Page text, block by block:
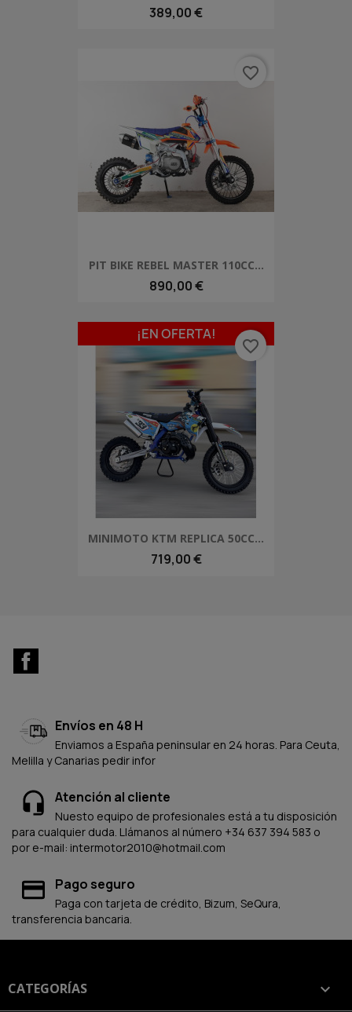
389,00 €
PIT BIKE REBEL MASTER 110CC...
890,00 €
favorite_border
MINIMOTO KTM REPLICA 50CC...
719,00 €
¡EN OFERTA!
favorite_border
Envíos en 48 H
Enviamos a España peninsular en 24 horas. Para Ceuta,
Melilla y Canarias pedir infor
Atención al cliente
Nuesto equipo de profesionales está a tu disposición
para cualquier duda. Llámanos al número +34 637 394 583 o
por e-mail: intermotor2010@hotmail.com
Pago seguro
Paga con tarjeta de crédito, Bizum, SeQura,
transferencia bancaria.
CATEGORÍAS 